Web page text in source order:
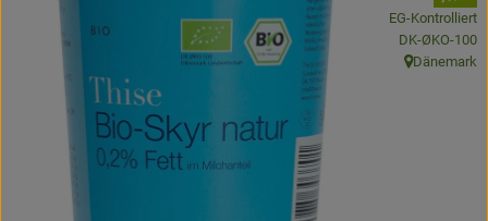
Obst & Gemüse
Kühltheke
Backwaren
EG-Kontrolliert
, Kontrollstelle:
DK-ØKO-100
, Herkunft:
Dänemark